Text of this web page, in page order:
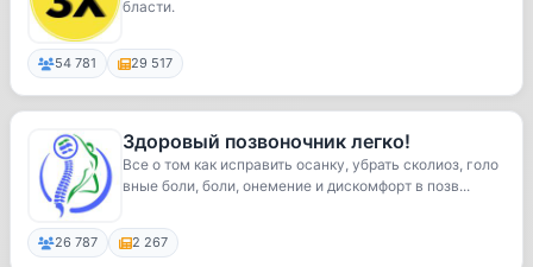
бласти.
54 781 29 517
Здоровый позвоночник легко!
Все о том как исправить осанку, убрать сколиоз, голо
вные боли, боли, онемение и дискомфорт в позв...
26 787 2 267